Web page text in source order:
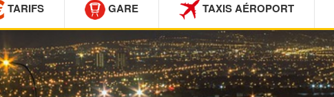
TARIFS GARE TAXIS AÉROPORT